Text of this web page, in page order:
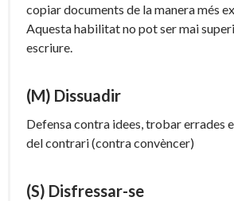
copiar documents de la manera més
Aquesta habilitat no pot ser mai
escriure.
(M) Dissuadir
Defensa contra idees, trobar errades
del contrari (contra convèncer)
(S) Disfressar-se